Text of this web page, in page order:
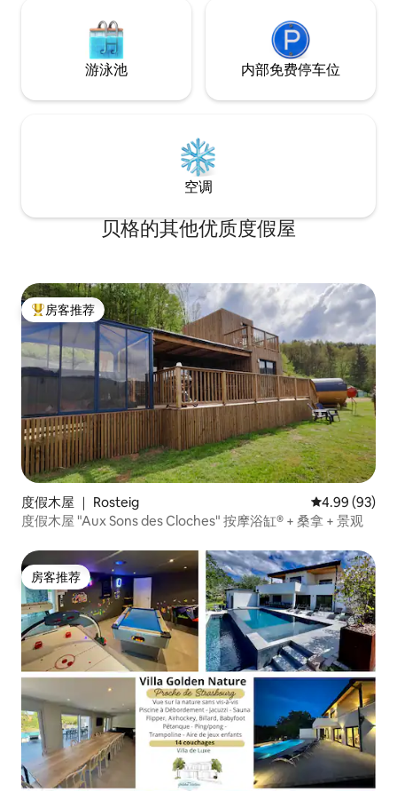
游泳池 内部免费停车位
空调
贝格的其他优质度假屋
热门「房客推荐」
房客推荐
度假木屋 ｜ Rosteig 平均评分 4.99
4.99 (93)
度假木屋 "Aux Sons des Cloches" 按摩浴缸® + 桑拿 + 景观
房客推荐
房客推荐